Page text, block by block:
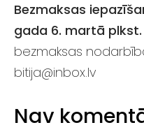
Bezmaksas
gada 6. martā plkst.
bezmaksas
bitija@inbox.lv
Nav